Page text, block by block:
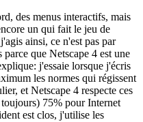
des menus interactifs, mais
un qui fait le jeu de
ainsi, ce n'est pas par
que Netscape 4 est une
j'essaie lorsque j'écris
les normes qui régissent
et Netscape 4 respecte ces
75% pour Internet
est clos, j'utilise les